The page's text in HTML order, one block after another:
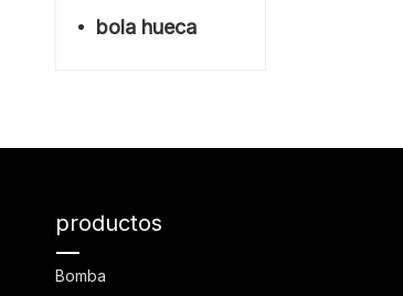
bola hueca
productos
Bomba